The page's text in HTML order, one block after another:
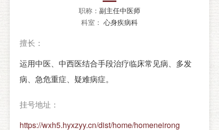
职称： 副主任中医师
科室： 心身疾病科
擅长：
运用中医、中西医结合手段治疗临床常见病、多发
病、急危重症、疑难病症。
挂号地址：
https://wxh5.hyxzyy.cn/dist/home/homeneirong